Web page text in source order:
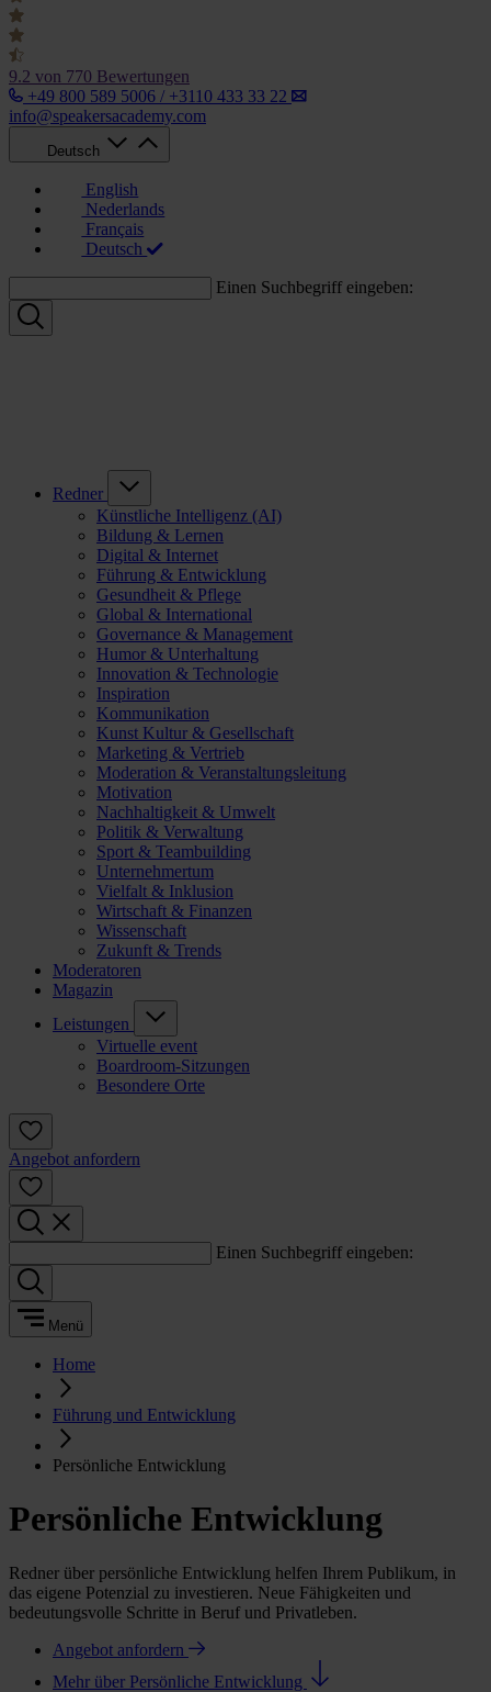
9.2 von 770 Bewertungen
+49 800 589 5006 / +3110 433 33 22
info@speakersacademy.com
Deutsch
English
Nederlands
Français
Deutsch
Einen Suchbegriff eingeben:
Redner
Künstliche Intelligenz (AI)
Bildung & Lernen
Digital & Internet
Führung & Entwicklung
Gesundheit & Pflege
Global & International
Governance & Management
Humor & Unterhaltung
Innovation & Technologie
Inspiration
Kommunikation
Kunst Kultur & Gesellschaft
Marketing & Vertrieb
Moderation & Veranstaltungsleitung
Motivation
Nachhaltigkeit & Umwelt
Politik & Verwaltung
Sport & Teambuilding
Unternehmertum
Vielfalt & Inklusion
Wirtschaft & Finanzen
Wissenschaft
Zukunft & Trends
Moderatoren
Magazin
Leistungen
Virtuelle event
Boardroom-Sitzungen
Besondere Orte
Angebot anfordern
Einen Suchbegriff eingeben:
Menü
Home
Führung und Entwicklung
Persönliche Entwicklung
Persönliche Entwicklung
Redner über persönliche Entwicklung helfen Ihrem Publikum, in
das eigene Potenzial zu investieren. Neue Fähigkeiten und
bedeutungsvolle Schritte in Beruf und Privatleben.
Angebot anfordern
Mehr über Persönliche Entwicklung